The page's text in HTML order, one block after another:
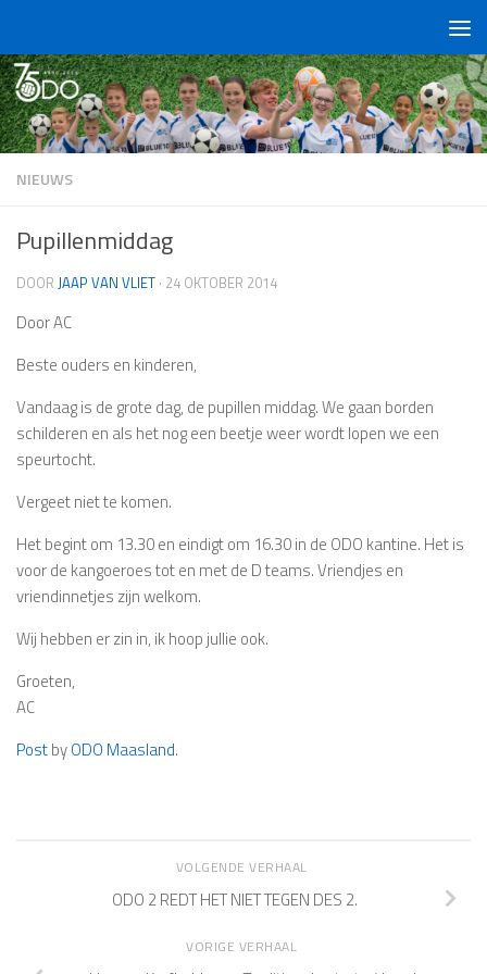
NIEUWS
Pupillenmiddag
DOOR JAAP VAN VLIET · 24 OKTOBER 2014
Door AC
Beste ouders en kinderen,
Vandaag is de grote dag, de pupillen middag. We gaan borden
schilderen en als het nog een beetje weer wordt lopen we een
speurtocht.
Vergeet niet te komen.
Het begint om 13.30 en eindigt om 16.30 in de ODO kantine. Het is
voor de kangoeroes tot en met de D teams. Vriendjes en
vriendinnetjes zijn welkom.
Wij hebben er zin in, ik hoop jullie ook.
Groeten,
AC
PostbyODO Maasland.
VOLGENDE VERHAAL
ODO 2 REDT HET NIET TEGEN DES 2.
VORIGE VERHAAL